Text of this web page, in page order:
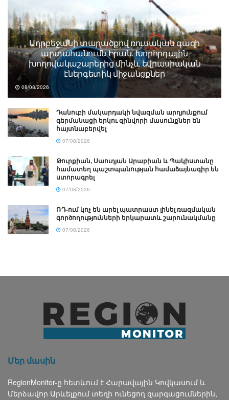
Ադրբեջանի տարածքով ռուսական գազի
արտահանումն Իրան. Խորհրդային
խողովակաշարերից մինչև եվրասիական
էներգետիկ միջանցքներ
08/08/2026
Դանուբի մակարդակի նվազման արդյունքում
գերմանացի երկու զինվորի մասունքներ են
հայտնաբերվել
07/08/2026
Թուրքիան, Սաուդյան Արաբիան և Պակիստանը
համատեղ պաշտպանության համաձայնագիր են
ստորագրել
07/08/2026
ՌԴ-ում կոչ են արել պատրաստ լինել ռազմական
գործողությունների երկարատև շարունակմանը
07/08/2026
Մեր մասին
RegionMonitor-ը հետևում է Հարավային Կովկասում և
Մերձավոր Արևելքում տեղի ունեցող զարգացումներին,